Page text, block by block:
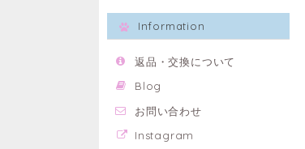
Information
返品・交換について
Blog
お問い合わせ
Instagram